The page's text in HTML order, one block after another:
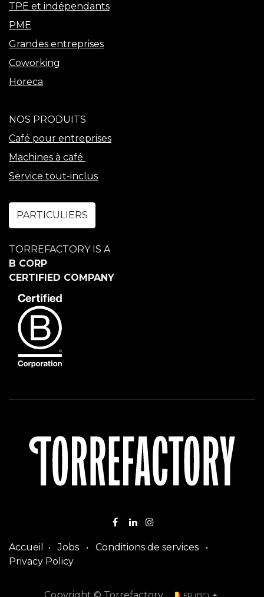
TPE et indépendants
PME
Grandes entreprises
Coworking
Horeca
NOS PRODUITS
Café pour entreprises
Machines à café
Service tout-inclus
PARTICULIERS
TORREFACTORY IS A
B CORP
CERTIFIED COMPANY
Accueil • Jobs • Conditions de services
•
Privacy Policy
Copyright © Torrefactory FR (BE)